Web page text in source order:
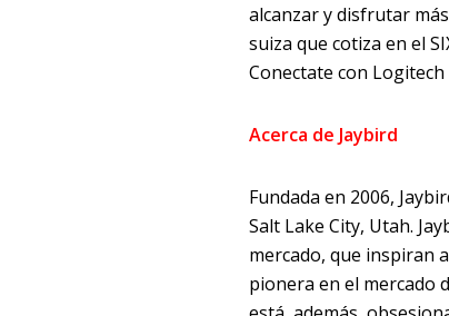
alcanzar y disfrutar
suiza que cotiza en el
Conectate con Logitech
Acerca de Jaybird
Fundada en 2006,
Salt Lake City, Utah.
mercado, que inspiran
pionera en el mercado